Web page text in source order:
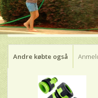
Andre købte også